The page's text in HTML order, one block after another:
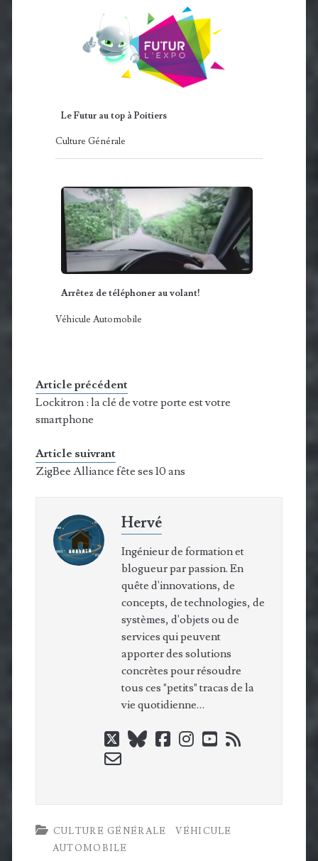
Le Futur au top à Poitiers
Culture Générale
Arrêtez de téléphoner au volant!
Véhicule Automobile
Article précédent
Lockitron : la clé de votre porte est votre
smartphone
Article suivrant
ZigBee Alliance fête ses 10 ans
Hervé
Ingénieur de formation et
blogueur par passion. En
quête d'innovations, de
concepts, de technologies, de
systèmes, d'objets ou de
services qui peuvent
apporter des solutions
concrètes pour résoudre
tous ces "petits" tracas de la
vie quotidienne…
twitterblueskyfacebook
instagram
youtube
rss
email-
CULTURE GÉNÉRALE
VÉHICULE
AUTOMOBILE